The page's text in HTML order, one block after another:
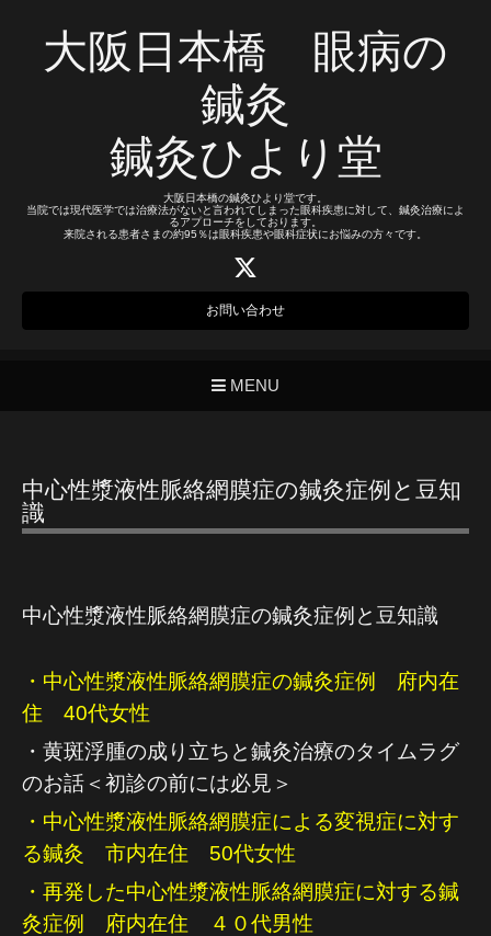
大阪日本橋 眼病の
鍼灸
鍼灸ひより堂
大阪日本橋の鍼灸ひより堂です。
当院では現代医学では治療法がないと言われてしまった眼科疾患に対して、鍼灸治療によ
るアプローチをしております。
来院される患者さまの約95％は眼科疾患や眼科症状にお悩みの方々です。
お問い合わせ
MENU
中心性漿液性脈絡網膜症の鍼灸症例と豆知
識
中心性漿液性脈絡網膜症の鍼灸症例と豆知識
・中心性漿液性脈絡網膜症の鍼灸症例 府内在
住 40代女性
・黄斑浮腫の成り立ちと鍼灸治療のタイムラグ
のお話＜初診の前には必見＞
・ 中心性漿液性脈絡網膜症による変視症に対す
る鍼灸 市内在住 50代女性
・再発した中心性漿液性脈絡網膜症に対する鍼
灸症例 府内在住 ４０代男性